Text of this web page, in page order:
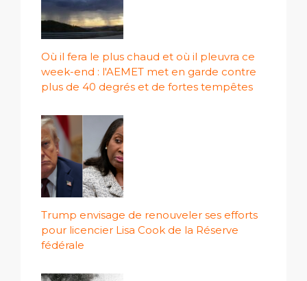
Où il fera le plus chaud et où il pleuvra ce
week-end : l'AEMET met en garde contre
plus de 40 degrés et de fortes tempêtes
Trump envisage de renouveler ses efforts
pour licencier Lisa Cook de la Réserve
fédérale